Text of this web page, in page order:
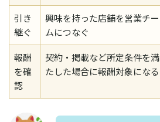
引き
継ぐ
興味を持った店舗を営業チー
ムにつなぐ
報酬
を確
認
契約・掲載など所定条件を満
たした場合に報酬対象になる